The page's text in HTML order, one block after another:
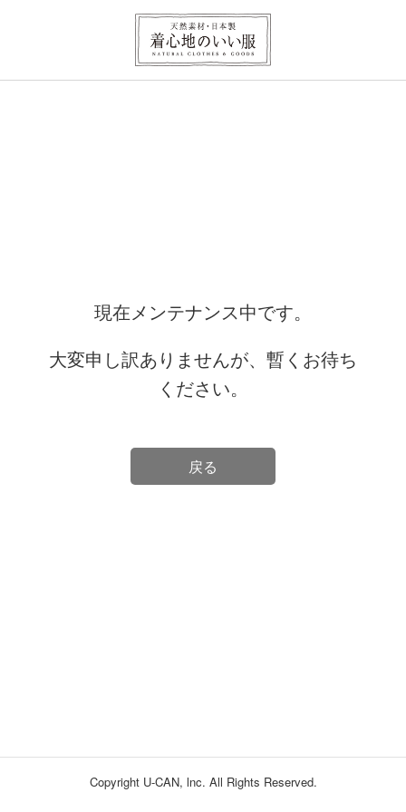
現在メンテナンス中です。
大変申し訳ありませんが、暫くお待ち
ください。
戻る
Copyright U-CAN, lnc. All Rights Reserved.